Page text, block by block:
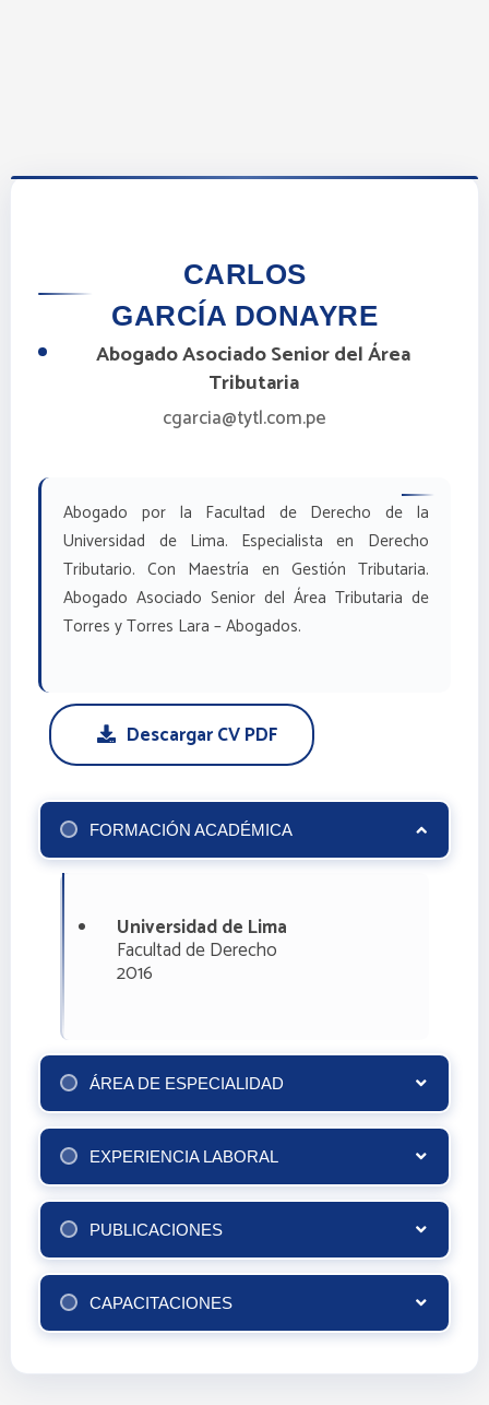
CARLOS
GARCÍA DONAYRE
Abogado Asociado Senior del Área
Tributaria
cgarcia@tytl.com.pe
Abogado por la Facultad de Derecho de la
Universidad de Lima. Especialista en Derecho
Tributario. Con Maestría en Gestión Tributaria.
Abogado Asociado Senior del Área Tributaria de
Torres y Torres Lara – Abogados.
Descargar CV PDF
FORMACIÓN ACADÉMICA
Universidad de Lima
Facultad de Derecho
2016
ÁREA DE ESPECIALIDAD
EXPERIENCIA LABORAL
PUBLICACIONES
CAPACITACIONES